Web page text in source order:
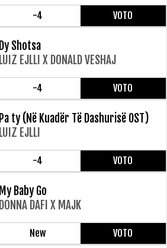
-4 VOTO
Dy Shotsa
LUIZ EJLLI X DONALD VESHAJ
-4 VOTO
Pa ty (Në Kuadër Të Dashurisë OST)
LUIZ EJLLI
-4 VOTO
My Baby Go
DONNA DAFI X MAJK
New VOTO